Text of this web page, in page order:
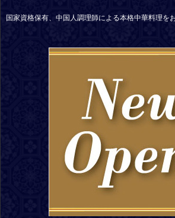
国家資格保有、中国人調理師による本格中華料理を